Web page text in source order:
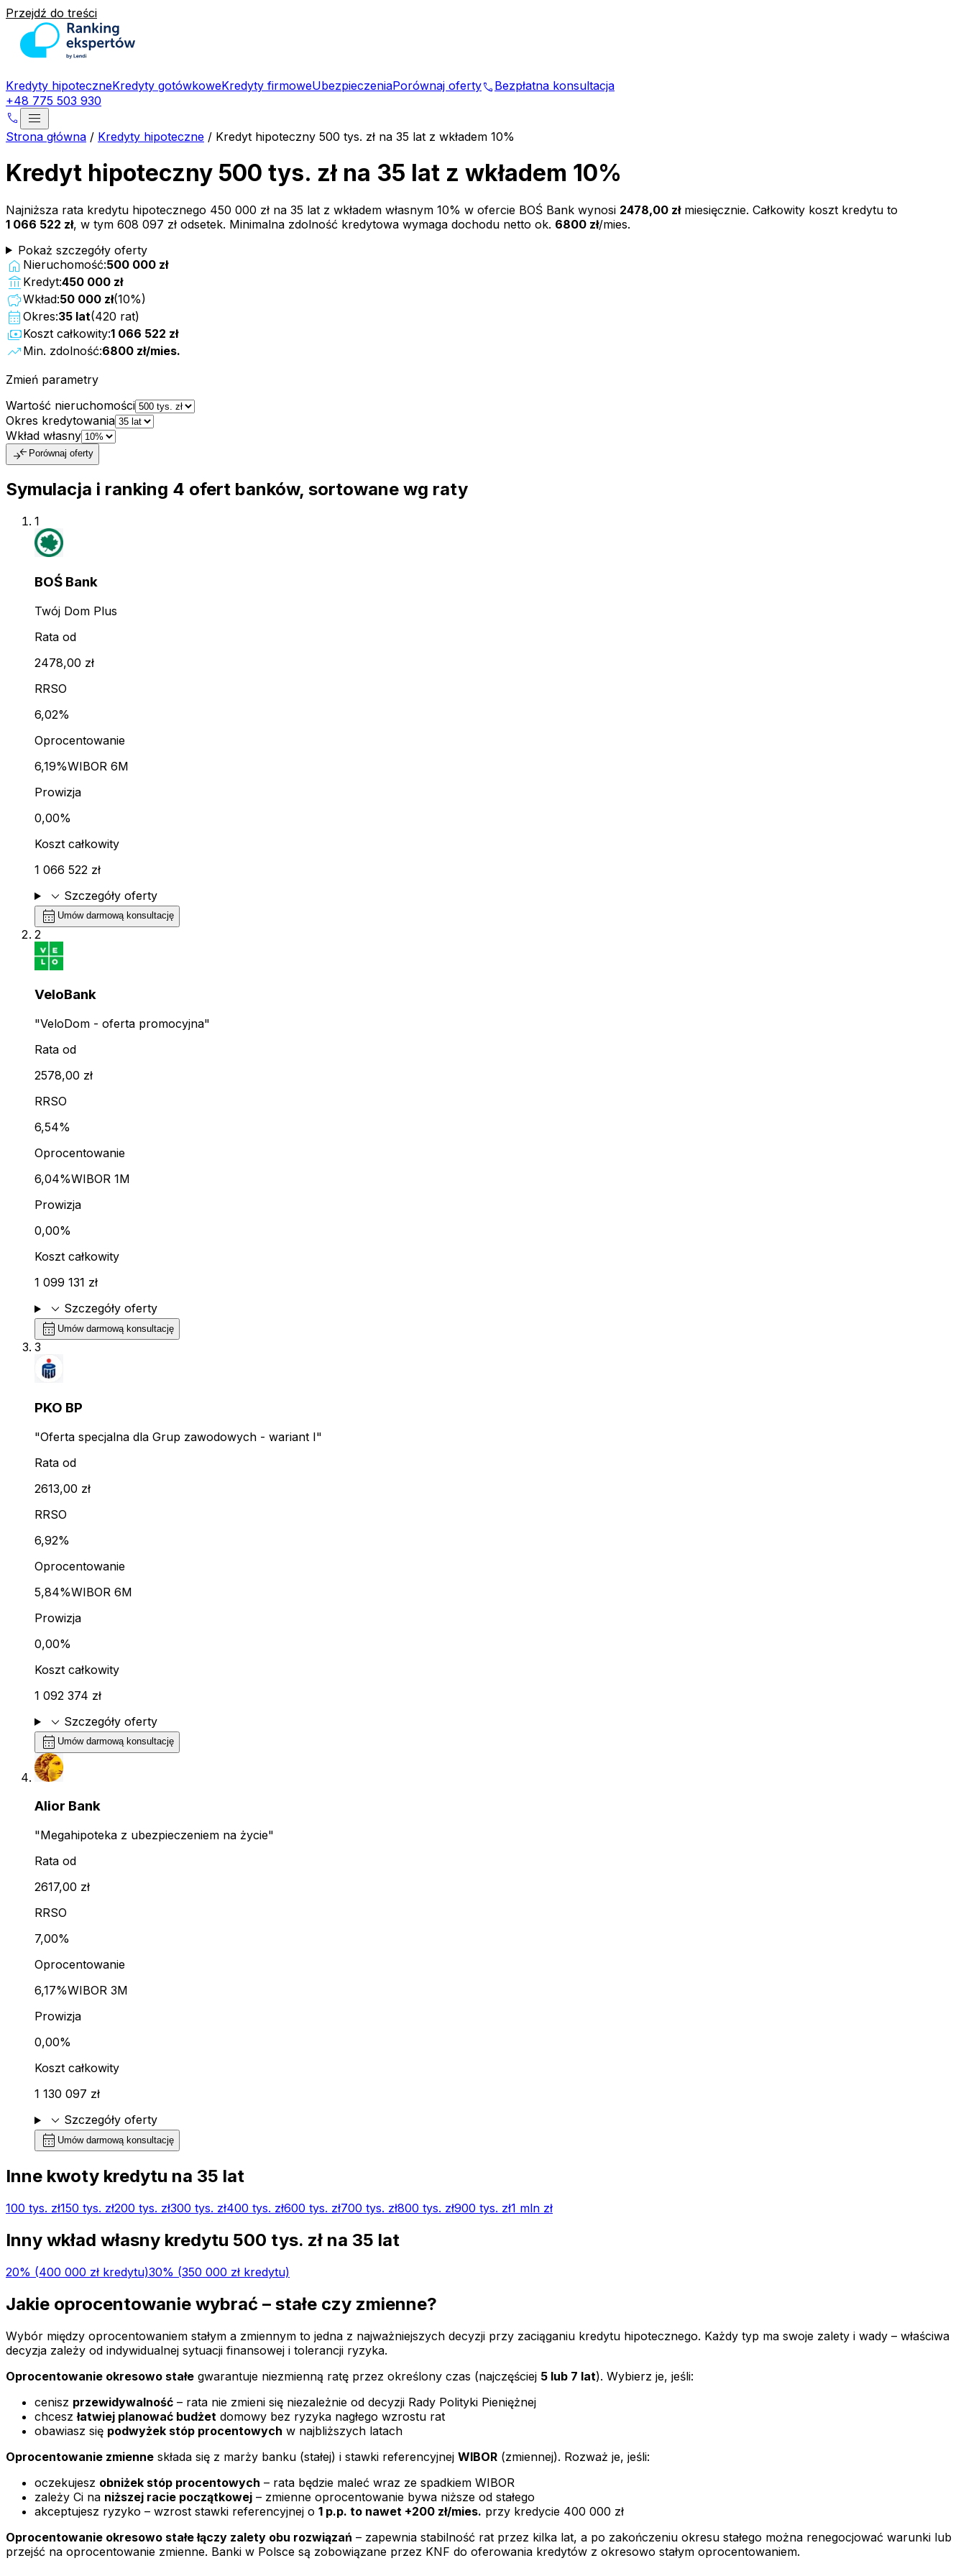
Przejdź do treści
Kredyty hipoteczneKredyty gotówkoweKredyty firmoweUbezpieczeniaPorównaj ofertyphone Bezpłatna konsultacja
+48 775 503 930
phone menu
Strona główna / Kredyty hipoteczne / Kredyt hipoteczny 500 tys. zł na 35 lat z wkładem 10%
Kredyt hipoteczny 500 tys. zł na 35 lat z wkładem 10%
Najniższa rata kredytu hipotecznego 450 000 zł na 35 lat z wkładem własnym 10% w ofercie BOŚ Bank wynosi 2478,00 złmiesięcznie. Całkowity koszt kredytu to
1 066 522 zł, w tym 608 097 zł odsetek. Minimalna zdolność kredytowa wymaga dochodu netto ok. 6800 zł/mies.
Pokaż szczegóły oferty
home Nieruchomość:500 000 zł
account_balance Kredyt:450 000 zł
savingsWkład:50 000 zł(10%)
calendar_month Okres:35 lat(420 rat)
paymentsKoszt całkowity:1 066 522 zł
trending_up Min. zdolność:6800 zł/mies.
Zmień parametry
Wartość nieruchomości
Okres kredytowania
Wkład własny
compare_arrows Porównaj oferty
Symulacja i ranking 4 ofert banków, sortowane wg raty
1
BOŚ Bank
Twój Dom Plus
Rata od
2478,00 zł
RRSO
6,02%
Oprocentowanie
6,19%WIBOR 6M
Prowizja
0,00%
Koszt całkowity
1 066 522 zł
expand_more Szczegóły oferty
calendar_month Umów darmową konsultację
2
VeloBank
"VeloDom - oferta promocyjna"
Rata od
2578,00 zł
RRSO
6,54%
Oprocentowanie
6,04%WIBOR 1M
Prowizja
0,00%
Koszt całkowity
1 099 131 zł
expand_more Szczegóły oferty
calendar_month Umów darmową konsultację
3
PKO BP
"Oferta specjalna dla Grup zawodowych - wariant I"
Rata od
2613,00 zł
RRSO
6,92%
Oprocentowanie
5,84%WIBOR 6M
Prowizja
0,00%
Koszt całkowity
1 092 374 zł
expand_more Szczegóły oferty
calendar_month Umów darmową konsultację
Alior Bank
"Megahipoteka z ubezpieczeniem na życie"
Rata od
2617,00 zł
RRSO
7,00%
Oprocentowanie
6,17%WIBOR 3M
Prowizja
0,00%
Koszt całkowity
1 130 097 zł
expand_more Szczegóły oferty
calendar_month Umów darmową konsultację
Inne kwoty kredytu na 35 lat
100 tys. zł150 tys. zł200 tys. zł300 tys. zł400 tys. zł600 tys. zł700 tys. zł800 tys. zł900 tys. zł1 mln zł
Inny wkład własny kredytu 500 tys. zł na 35 lat
20% (400 000 zł kredytu)30% (350 000 zł kredytu)
Jakie oprocentowanie wybrać – stałe czy zmienne?
Wybór między oprocentowaniem stałym a zmiennym to jedna z najważniejszych decyzji przy zaciąganiu kredytu hipotecznego. Każdy typ ma swoje zalety i wady – właściwa
decyzja zależy od indywidualnej sytuacji finansowej i tolerancji ryzyka.
Oprocentowanie okresowo stałe gwarantuje niezmienną ratę przez określony czas (najczęściej 5 lub 7 lat). Wybierz je, jeśli:
cenisz przewidywalność – rata nie zmieni się niezależnie od decyzji Rady Polityki Pieniężnej
chceszłatwiej planować budżet domowy bez ryzyka nagłego wzrostu rat
obawiasz się podwyżek stóp procentowych w najbliższych latach
Oprocentowanie zmienne składa się z marży banku (stałej) i stawki referencyjnej WIBOR (zmiennej). Rozważ je, jeśli:
oczekujesz obniżek stóp procentowych – rata będzie maleć wraz ze spadkiem WIBOR
zależy Ci na niższej racie początkowej – zmienne oprocentowanie bywa niższe od stałego
akceptujesz ryzyko – wzrost stawki referencyjnej o 1 p.p. to nawet +200 zł/mies. przy kredycie 400 000 zł
Oprocentowanie okresowo stałe łączy zalety obu rozwiązań – zapewnia stabilność rat przez kilka lat, a po zakończeniu okresu stałego można renegocjować warunki lub
przejść na oprocentowanie zmienne. Banki w Polsce są zobowiązane przez KNF do oferowania kredytów z okresowo stałym oprocentowaniem.